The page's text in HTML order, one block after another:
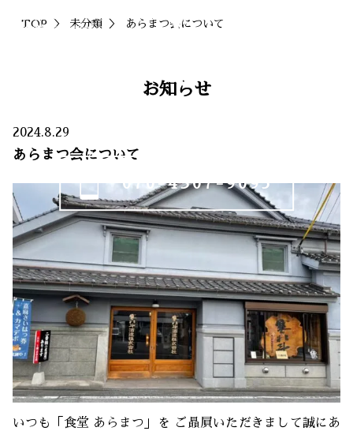
を 食堂 あらまつ
070-4307-9095
TOP 未分類 あらまつ会について
お知らせ
2024.8.29
あらまつ会について
いつも「食堂 あらまつ」を ご贔屓いただきまして誠にあ